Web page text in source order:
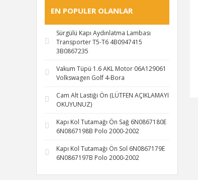
EN POPULER OLANLAR
Sürgülü Kapı Aydınlatma Lambası
Transporter T5-T6 4B0947415
3B0867235
Vakum Tüpü 1.6 AKL Motor 06A129061
Volkswagen Golf 4-Bora
Cam Alt Lastiği Ön (LÜTFEN AÇIKLAMAYI
OKUYUNUZ)
Kapı Kol Tutamağı Ön Sağ 6N0867180E
6N0867198B Polo 2000-2002
Kapı Kol Tutamağı Ön Sol 6N0867179E
6N0867197B Polo 2000-2002